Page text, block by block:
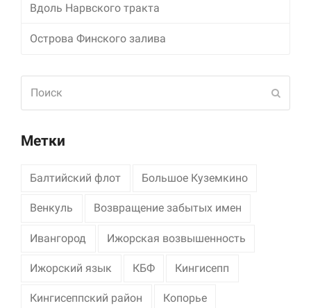
Вдоль Нарвского тракта
Острова Финского залива
Метки
Балтийский флот Большое Куземкино
Венкуль Возвращение забытых имен
Ивангород Ижорская возвышенность
Ижорский язык КБФ Кингисепп
Кингисеппский район Копорье